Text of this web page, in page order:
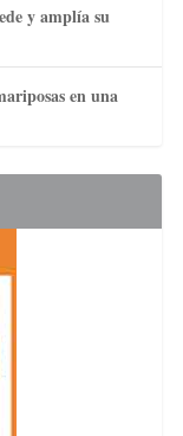
y amplía su
en una